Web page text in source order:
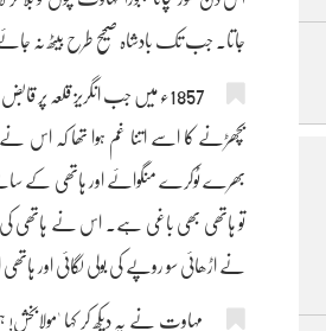
جاتا۔ جب تک بادشاہ صحیح طرح بیٹھ نہ جائے
1857ء میں جب انگریز قلعہ پر
بچھڑنے کا اسے اتنا غم ہوا تھا کہ اس نے
بھرے ٹوکرے منگوائے اور ہاتھی کے
تو ہاتھی بھی باغی ہے۔ اس نے ہاتھی کی
نے اڑھائی سو روپے کی بولی لگائی اور
مہاوت نے یہ دیکھ کر کہا